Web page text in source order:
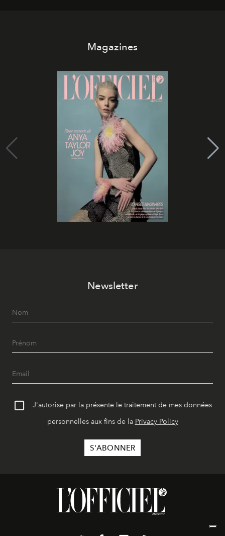
Magazines
Newsletter
J'autorise par la présente le traitement de mes données
personnelles aux fins de la Privacy Policy